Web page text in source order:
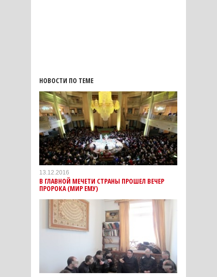
НОВОСТИ ПО ТЕМЕ
13.12.2016
В ГЛАВНОЙ МЕЧЕТИ СТРАНЫ ПРОШЕЛ ВЕЧЕР
ПРОРОКА (МИР ЕМУ)